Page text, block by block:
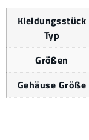
Kleidungsstück
Typ
Größen
Gehäuse Größe